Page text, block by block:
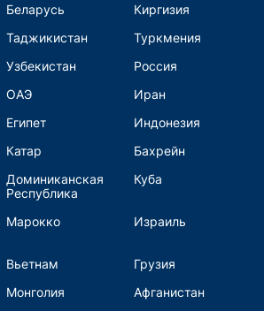
Беларусь
Киргизия
Таджикистан
Туркмения
Узбекистан
Россия
ОАЭ
Иран
Египет
Индонезия
Катар
Бахрейн
Доминиканская
Республика
Куба
Марокко Израиль
Вьетнам
Грузия
Монголия
Афганистан